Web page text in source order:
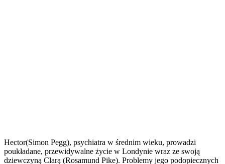
Hector(Simon Pegg), psychiatra w średnim wieku, prowadzi
poukładane, przewidywalne życie w Londynie wraz ze swoją
dziewczyną Clarą (Rosamund Pike). Problemy jego podopiecznych